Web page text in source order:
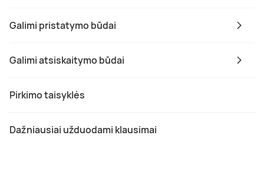
Galimi pristatymo būdai
Galimi atsiskaitymo būdai
Pirkimo taisyklės
Dažniausiai užduodami klausimai